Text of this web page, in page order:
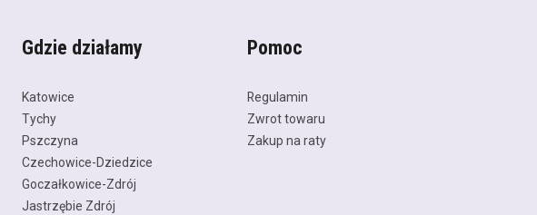
Gdzie działamy
Katowice
Tychy
Pszczyna
Czechowice-Dziedzice
Goczałkowice-Zdrój
Jastrzębie Zdrój
Pomoc
Regulamin
Zwrot towaru
Zakup na raty